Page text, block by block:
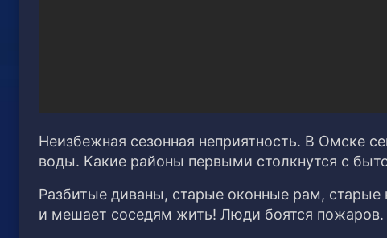
Неизбежная сезонная неприятность. В Омске
воды. Какие районы первыми столкнутся с
Разбитые диваны, старые оконные рам,
и мешает соседям жить! Люди боятся пожаров.